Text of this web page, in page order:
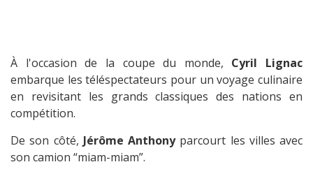
À l'occasion de la coupe du monde, Cyril Lignac
embarque les téléspectateurs pour un voyage culinaire
en revisitant les grands classiques des nations en
compétition.
De son côté, Jérôme Anthonyparcourt les villes avec
son camion “miam-miam”.